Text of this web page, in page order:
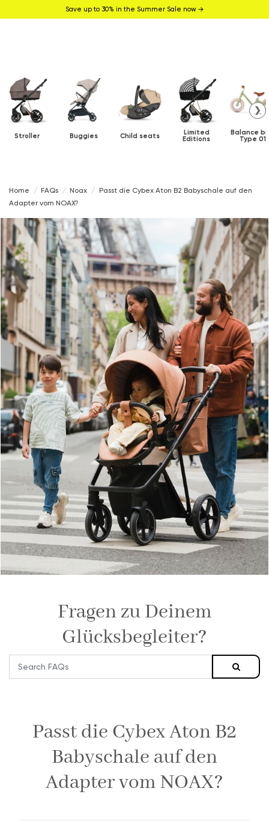
Save up to 30% in the Summer Sale now →
Stroller Buggies Child seats Limited
Editions
Balance
Type 01
❯
Home FAQs Noax
Passt die Cybex Aton B2 Babyschale auf den
Adapter vom NOAX?
Fragen zu Deinem
Glücksbegleiter?
Passt die Cybex Aton B2
Babyschale auf den
Adapter vom NOAX?